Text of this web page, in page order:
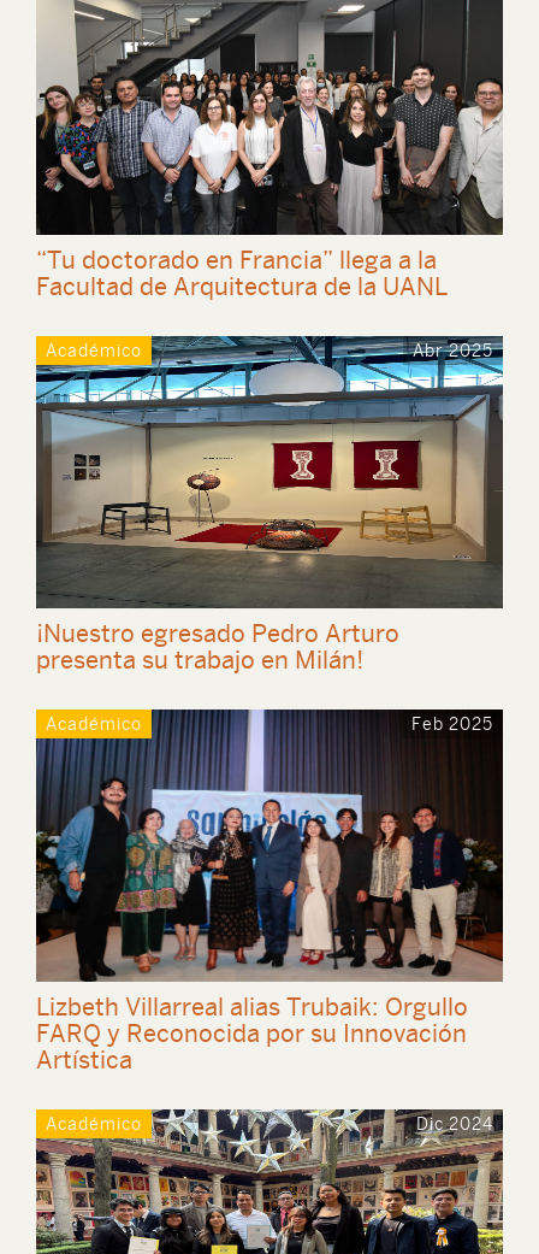
“Tu doctorado en Francia” llega a la
Facultad de Arquitectura de la UANL
Académico Abr 2025
¡Nuestro egresado Pedro Arturo
presenta su trabajo en Milán!
Académico Feb 2025
Lizbeth Villarreal alias Trubaik: Orgullo
FARQ y Reconocida por su Innovación
Artística
Académico Dic 2024